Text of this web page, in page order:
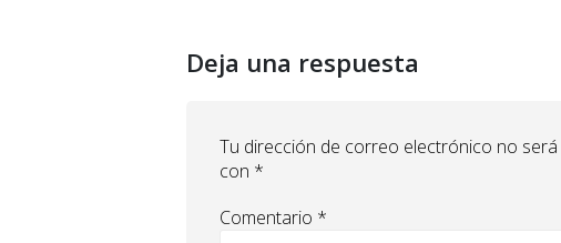
Deja una respuesta
Tu dirección de correo electrónico no será
con *
Comentario *